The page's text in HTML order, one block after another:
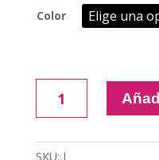
Color
de
SKU: L